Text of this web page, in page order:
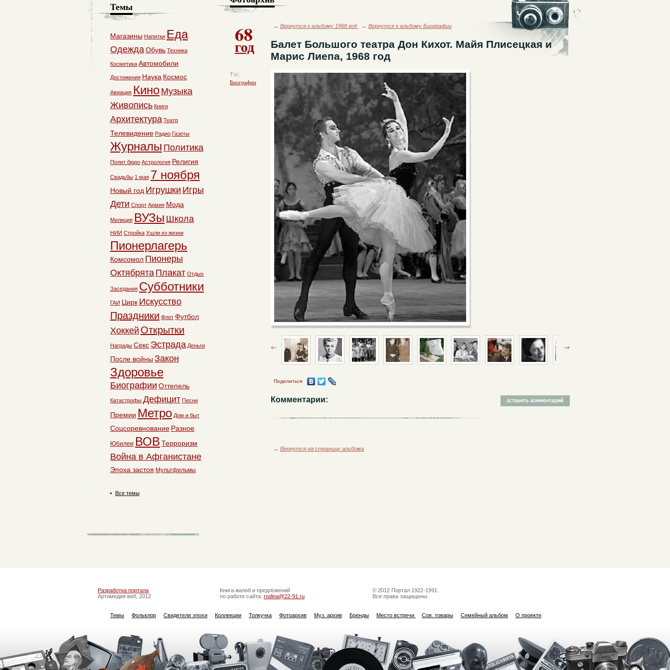
68
год
Тэг:
Биографии
← Вернутся к альбому 1968 год ← Вернутся к альбому Биографии
Балет Большого театра Дон Кихот. Майя Плисецкая и
Марис Лиепа, 1968 год
Поделиться
Комментарии:
← Вернутся на страницу альбома
Темы
Магазины Напитки Еда
ОдеждаОбувь Техника
Косметика Автомобили
Достижения Наука Космос
Авиация Кино Музыка
Живопись Книги
Архитектура Театр
Телевидение Радио Газеты
Журналы Политика
Полит бюро Астрология Религия
Свадьбы 1 мая 7 ноября
Новый год Игрушки Игры
Дети Спорт Армия Мода
Милиция ВУЗы Школа
НИИ Стройка Ушли из жизни
Пионерлагерь
Комсомол Пионеры
Октябрята Плакат Отдых
Заседания Субботники
ГАИ Цирк Искусство
Праздники Флот Футбол
Хоккей Открытки
Награды Секс Эстрада Деньги
После войны Закон
Здоровье
Биографии Оттепель
Катастрофы Дефицит Песни
Премии Метро Дом и быт
Соцсоревнование Разное
Юбилеи ВОВ Терроризм
Война в Афганистане
Эпоха застоя Мультфильмы
Все темы
Разработка портала
Артимедия веб, 2012
Книга жалоб и предложений
по работе сайта: rodina@22-91.ru
© 2012 Портал 1922-1991.
Все права защищены.
Темы Фольклор Свидетели эпохи Коллекции Толкучка Фотоархив Муз. архив Бренды Место встречи Сов. товары Семейный альбом О проекте